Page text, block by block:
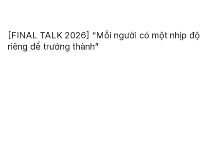
[FINAL TALK 2026] “Mỗi người có một nhịp độ
riêng để trưởng thành”